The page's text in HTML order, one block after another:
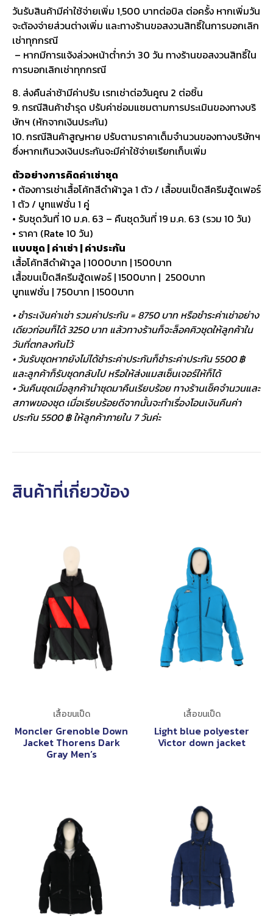
วันรับสินค้ามีค่าใช้จ่ายเพิ่ม 1,500 บาทต่อบิล ต่อครั้ง หากเพิ่มวัน
จะต้องจ่ายส่วนต่างเพิ่ม และทางร้านขอสงวนสิทธิ์ในการบอกเลิก
เช่าทุกกรณี
– หากมีการแจ้งล่วงหน้าต่ำกว่า 30 วัน ทางร้านขอสงวนสิทธิ์ใน
การบอกเลิกเช่าทุกกรณี
8. ส่งคืนล่าช้ามีค่าปรับ เรทเช่าต่อวันคูณ 2 ต่อชิ้น
9. กรณีสินค้าชำรุด ปรับค่าซ่อมแซมตามการประเมินของทางบริ
ษัทฯ (หักจากเงินประกัน)
10. กรณีสินค้าสูญหาย ปรับตามราคาเต็มจำนวนของทางบริษัทฯ
ซึ่งหากเกินวงเงินประกันจะมีค่าใช้จ่ายเรียกเก็บเพิ่ม
ตัวอย่างการคิดค่าเช่าชุด
• ต้องการเช่าเสื้อโค้ทสีดำผ้าวูล 1 ตัว / เสื้อขนเป็ดสีครีมฮู้ดเฟอร์
1 ตัว / บูทแฟชั่น 1 คู่
• รับชุดวันที่ 10 ม.ค. 63 – คืนชุดวันที่ 19 ม.ค. 63 (รวม 10 วัน)
• ราคา (Rate 10 วัน)
แบบชุด | ค่าเช่า | ค่าประกัน
เสื้อโค้ทสีดำผ้าวูล | 1000บาท | 1500บาท
เสื้อขนเป็ดสีครีมฮู้ดเฟอร์ | 1500บาท | 2500บาท
บูทแฟชั่น | 750บาท | 1500บาท
• ชำระเงินค่าเช่า รวมค่าประกัน = 8750 บาท หรือชำระค่าเช่าอย่าง
เดียวก่อนก็ได้ 3250 บาท แล้วทางร้านก็จะล็อคคิวชุดให้ลูกค้าใน
วันที่ตกลงกันไว้
• วันรับชุดหากยังไม่ได้ชำระค่าประกันก็ชำระค่าประกัน 5500 ฿
และลูกค้าก็รับชุดกลับไป หรือให้ส่งแมสเซ็นเจอร์ให้ก็ได้
• วันคืนชุดเมื่อลูกค้านำชุดมาคืนเรียบร้อย ทางร้านเช็คจำนวนและ
สภาพของชุด เมื่อเรียบร้อยดีจากนั้นจะทำเรื่องโอนเงินคืนค่า
ประกัน 5500 ฿ ให้ลูกค้าภายใน 7 วันค่ะ
สินค้าที่เกี่ยวข้อง
เสื้อขนเป็ด
Moncler Grenoble Down
Jacket Thorens Dark
Gray Men’s
เสื้อขนเป็ด
Light blue polyester
Victor down jacket